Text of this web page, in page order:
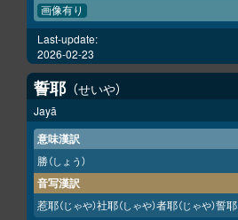
画像有り
Last-update:
2026-02-23
誓耶 せいや
Jayā
意味漢訳
勝（しょう）
音写漢訳
惹耶（じゃや）社耶（しゃや）者耶（じゃや）誓耶